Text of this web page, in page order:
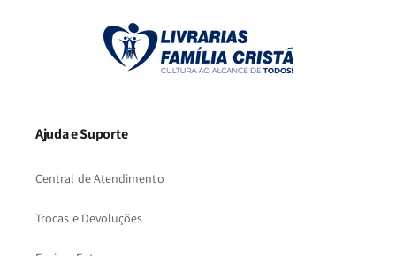
Ajuda e Suporte
Central de Atendimento
Trocas e Devoluções